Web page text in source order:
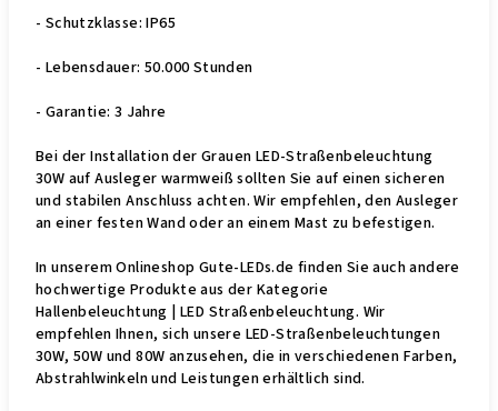
- Schutzklasse: IP65
- Lebensdauer: 50.000 Stunden
- Garantie: 3 Jahre
Bei der Installation der Grauen LED-Straßenbeleuchtung
30W auf Ausleger warmweiß sollten Sie auf einen sicheren
und stabilen Anschluss achten. Wir empfehlen, den Ausleger
an einer festen Wand oder an einem Mast zu befestigen.
In unserem Onlineshop Gute-LEDs.de finden Sie auch andere
hochwertige Produkte aus der Kategorie
Hallenbeleuchtung | LED Straßenbeleuchtung. Wir
empfehlen Ihnen, sich unsere LED-Straßenbeleuchtungen
30W, 50W und 80W anzusehen, die in verschiedenen Farben,
Abstrahlwinkeln und Leistungen erhältlich sind.